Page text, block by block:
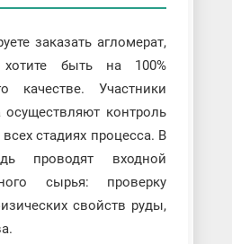
заказать агломерат,
быть на 100%
качестве. Участники
осуществляют контроль
стадиях процесса. В
проводят входной
сырья: проверку
свойств руды,